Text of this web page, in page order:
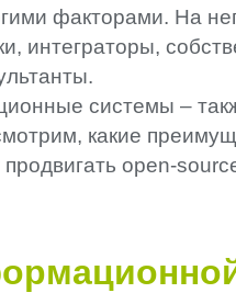
факторами. На
интеграторы,
системы –
какие
продвигать open-